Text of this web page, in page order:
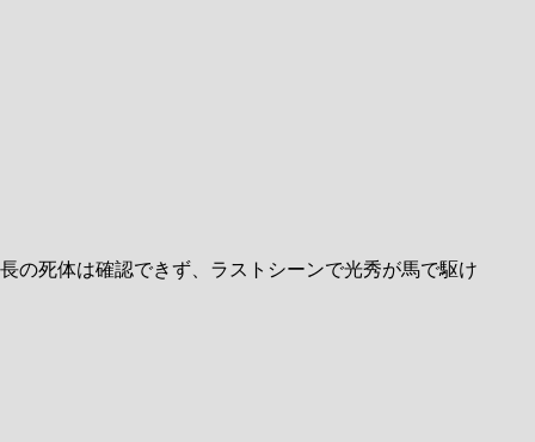
死体は確認できず、ラストシーンで光秀が馬で駆け